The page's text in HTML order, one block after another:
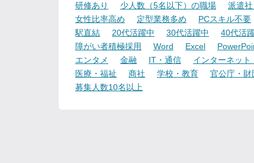
研修あり
少人数（5名以下）の職場 派遣
女性比率高め
定型業務多め PCスキル不要
駅直結
20代活躍中 30代活躍中 40代活
障がい者積極採用
Word Excel
エンタメ
金融 IT・通信 インターネット
医療・福祉
商社 学校・教育 官公庁・財
募集人数10名以上